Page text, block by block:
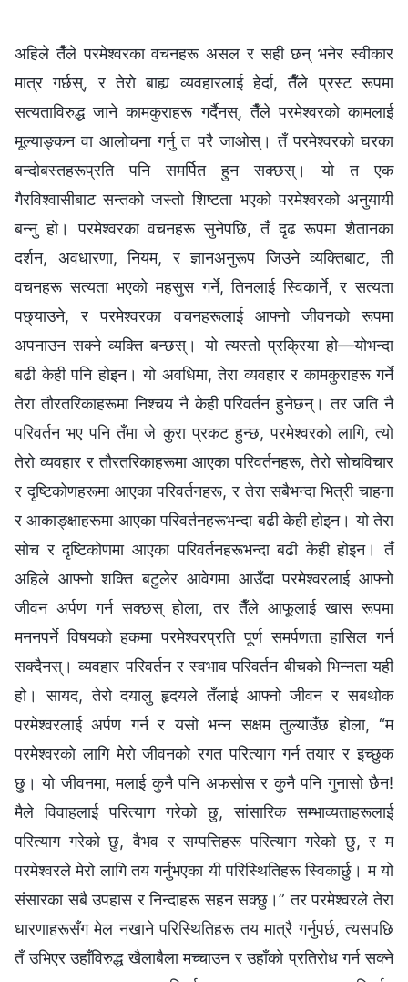
अहिले तैँले परमेश्‍वरका वचनहरू असल र सही छन् भनेर स्वीकार
मात्र गर्छस्, र तेरो बाह्य व्यवहारलाई हेर्दा, तैँले प्रस्ट रूपमा
सत्यताविरुद्ध जाने कामकुराहरू गर्दैनस्, तैँले परमेश्‍वरको कामलाई
मूल्याङ्कन वा आलोचना गर्नु त परै जाओस्। तँ परमेश्‍वरको घरका
बन्दोबस्तहरूप्रति पनि समर्पित हुन सक्छस्। यो त एक
गैरविश्‍वासीबाट सन्तको जस्तो शिष्टता भएको परमेश्‍वरको अनुयायी
बन्‍नु हो। परमेश्‍वरका वचनहरू सुनेपछि, तँ दृढ रूपमा शैतानका
दर्शन, अवधारणा, नियम, र ज्ञानअनुरूप जिउने व्यक्तिबाट, ती
वचनहरू सत्यता भएको महसुस गर्ने, तिनलाई स्विकार्ने, र सत्यता
पछ्याउने, र परमेश्‍वरका वचनहरूलाई आफ्नो जीवनको रूपमा
अपनाउन सक्‍ने व्यक्ति बन्छस्। यो त्यस्तो प्रक्रिया हो—योभन्दा
बढी केही पनि होइन। यो अवधिमा, तेरा व्यवहार र कामकुराहरू गर्ने
तेरा तौरतरिकाहरूमा निश्‍चय नै केही परिवर्तन हुनेछन्। तर जति नै
परिवर्तन भए पनि तँमा जे कुरा प्रकट हुन्छ, परमेश्‍वरको लागि, त्यो
तेरो व्यवहार र तौरतरिकाहरूमा आएका परिवर्तनहरू, तेरो सोचविचार
र दृष्टिकोणहरूमा आएका परिवर्तनहरू, र तेरा सबैभन्दा भित्री चाहना
र आकाङ्क्षाहरूमा आएका परिवर्तनहरूभन्दा बढी केही होइन। यो तेरा
सोच र दृष्टिकोणमा आएका परिवर्तनहरूभन्दा बढी केही होइन। तँ
अहिले आफ्नो शक्ति बटुलेर आवेगमा आउँदा परमेश्‍वरलाई आफ्नो
जीवन अर्पण गर्न सक्छस् होला, तर तैँले आफूलाई खास रूपमा
मननपर्ने विषयको हकमा परमेश्‍वरप्रति पूर्ण समर्पणता हासिल गर्न
सक्दैनस्। व्यवहार परिवर्तन र स्वभाव परिवर्तन बीचको भिन्नता यही
हो। सायद, तेरो दयालु हृदयले तँलाई आफ्नो जीवन र सबथोक
परमेश्‍वरलाई अर्पण गर्न र यसो भन्न सक्षम तुल्याउँछ होला, “म
परमेश्‍वरको लागि मेरो जीवनको रगत परित्याग गर्न तयार र इच्छुक
छु। यो जीवनमा, मलाई कुनै पनि अफसोस र कुनै पनि गुनासो छैन!
मैले विवाहलाई परित्याग गरेको छु, सांसारिक सम्भाव्यताहरूलाई
परित्याग गरेको छु, वैभव र सम्पत्तिहरू परित्याग गरेको छु, र म
परमेश्‍वरले मेरो लागि तय गर्नुभएका यी परिस्थितिहरू स्विकार्छु। म यो
संसारका सबै उपहास र निन्दाहरू सहन सक्छु।” तर परमेश्‍वरले तेरा
धारणाहरूसँग मेल नखाने परिस्थितिहरू तय मात्रै गर्नुपर्छ, त्यसपछि
तँ उभिएर उहाँविरुद्ध खैलाबैला मच्चाउन र उहाँको प्रतिरोध गर्न सक्‍ने